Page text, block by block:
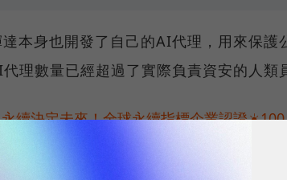
本身也開發了自己的AI代理，用來保護
理數量已經超過了實際負責資安的人類
續決定未來！全球永續指標企業認證